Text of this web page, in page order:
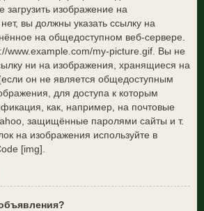
изображение на
вы должны указать ссылку на
на общедоступном веб-сервере.
www.example.com/my-picture.gif. Вы не
ни на изображения, хранящиеся на
он не является общедоступным
для доступа к которым
как, например, на почтовые
защищённые паролями сайты и т.
на изображения используйте в
[img].